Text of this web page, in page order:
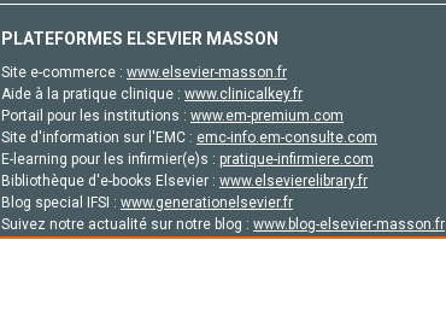
PLATEFORMES ELSEVIER MASSON
Site e-commerce : www.elsevier-masson.fr
Aide à la pratique clinique : www.clinicalkey.fr
Portail pour les institutions : www.em-premium.com
Site d'information sur l'EMC : emc-info.em-consulte.com
E-learning pour les infirmier(e)s : pratique-infirmiere.com
Bibliothèque d'e-books Elsevier : www.elsevierelibrary.fr
Blog special IFSI : www.generationelsevier.fr
Suivez notre actualité sur notre blog : www.blog-elsevier-masson.fr